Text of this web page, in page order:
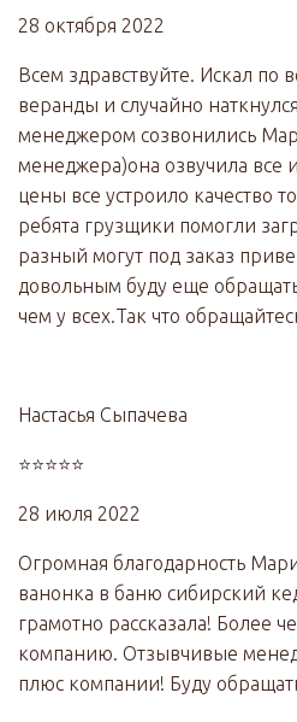
28 октября 2022
Всем здравствуйте. Искал по
веранды и случайно
менеджером созвонились
менеджера)она озвучила все
цены все устроило качество
ребята грузщики помогли
разный могут под заказ
довольным буду еще
чем у всех.Так что
Настасья Сыпачева
⭐⭐⭐⭐⭐
28 июля 2022
Огромная благодарность
ванонка в баню сибирский
грамотно рассказала! Более
компанию. Отзывчивые
плюс компании! Буду